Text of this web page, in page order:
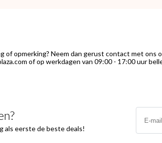
of opmerking? Neem dan gerust contact met ons
of op werkdagen van 09:00 - 17:00 uur
als eerste de beste deals!
Email